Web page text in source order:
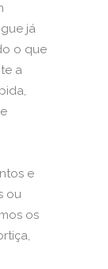
já
o que
a
e
ou
os